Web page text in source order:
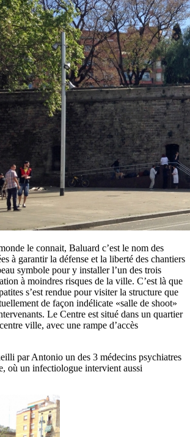
le connait, Baluard c’est le nom des
à garantir la défense et la liberté des chantiers
symbole pour y installer l’un des trois
à moindres risques de la ville. C’est là que
s’est rendue pour visiter la structure que
de façon indélicate «salle de shoot»
Le Centre est situé dans un quartier
ville, avec une rampe d’accès
par Antonio un des 3 médecins psychiatres
où un infectiologue intervient aussi